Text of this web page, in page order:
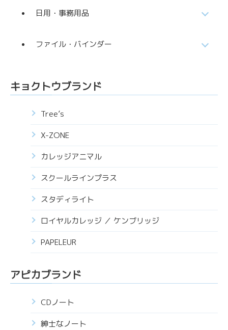
日用・事務用品
ファイル・バインダー
キョクトウブランド
Tree’s
X-ZONE
カレッジアニマル
スクールラインプラス
スタディライト
ロイヤルカレッジ ／ ケンブリッジ
PAPELEUR
アピカブランド
CDノート
紳士なノート